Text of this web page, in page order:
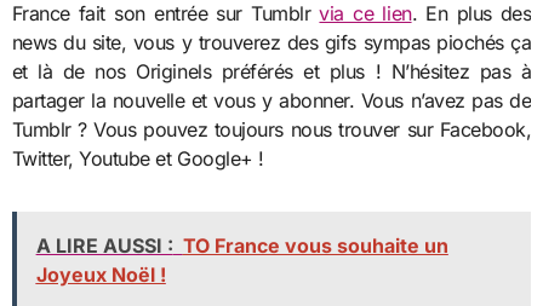
France fait son entrée sur Tumblrvia ce lien. En plus des
news du site, vous y trouverez des gifs sympas piochés ça
et là de nos Originels préférés et plus ! N’hésitez pas à
partager la nouvelle et vous y abonner. Vous n’avez pas de
Tumblr ? Vous pouvez toujours nous trouver sur Facebook,
Twitter, Youtube et Google+ !
A LIRE AUSSI : TO France vous souhaite un
Joyeux Noël !